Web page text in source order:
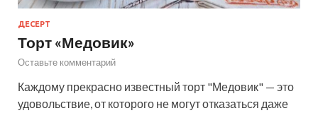
ДЕСЕРТ
Торт «Медовик»
Оставьте комментарий
Каждому прекрасно известный торт "Медовик" — это
удовольствие, от которого не могут отказаться даже